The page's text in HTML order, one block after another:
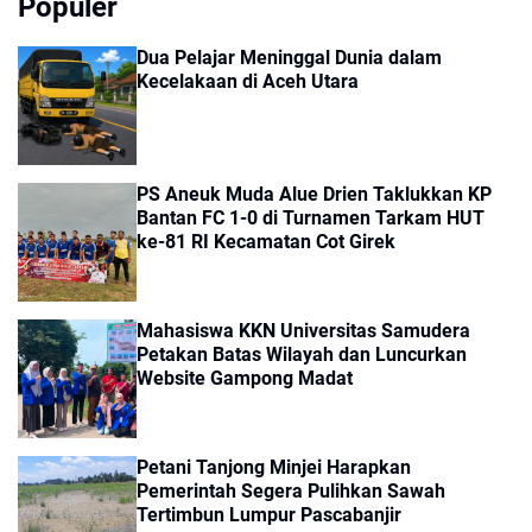
Dua Pelajar Meninggal Dunia dalam
Kecelakaan di Aceh Utara
PS Aneuk Muda Alue Drien Taklukkan KP
Bantan FC 1-0 di Turnamen Tarkam HUT
ke-81 RI Kecamatan Cot Girek
Mahasiswa KKN Universitas Samudera
Petakan Batas Wilayah dan Luncurkan
Website Gampong Madat
Petani Tanjong Minjei Harapkan
Pemerintah Segera Pulihkan Sawah
Tertimbun Lumpur Pascabanjir